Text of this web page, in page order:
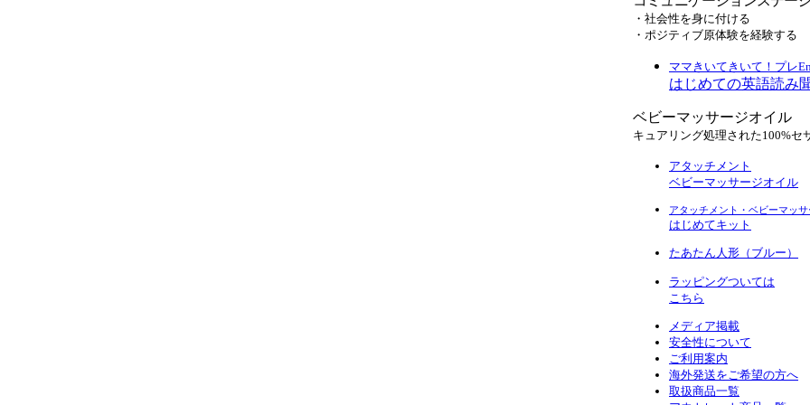
・社会性を身に付ける
・ポジティブ原体験を経験する
ママきいてきいて！プレ
はじめての英語読み
ベビーマッサージオイル
キュアリング処理された100%セ
アタッチメント
ベビーマッサージオイル
アタッチメント・ベビーマッサ
はじめてキット
たあたん人形（ブルー）
ラッピングついては
こちら
メディア掲載
安全性について
ご利用案内
海外発送をご希望の方へ
取扱商品一覧